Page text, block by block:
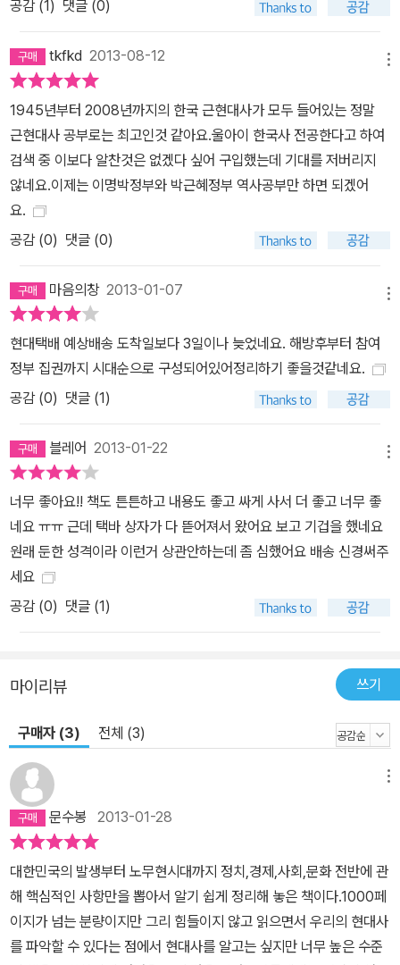
통해서 현재 동남아에서 성매춘 관광에 열을 올리는 우리의 모습이
었던 광부와 간호사를 보면서 현재 한국에 와 있는 외국인노동자의
현실도 성찰할 수 있을 터이다. 『대한민국사 1945~2008』에는 대
한민국의 과거 행적이 꼼꼼하게 기록돼 있다. 그 소소한 기록들을 들
춰보면서 지금 우리의 건강을 체크해보자. 진단만 제대로 한다면 적
확한 처방전은 쉽사리 나오게 마련이다. 그런 점에서 이 책은 대한민
국의 건강진단서이자 우리 미래를 위한 소중한 나침반이다.
공감 (1 ) 댓글 (0)
tkfkd 2013-08-12
1945년부터 2008년까지의 한국 근현대사가 모두 들어있는 정말
근현대사 공부로는 최고인것 같아요.울아이 한국사 전공한다고 하여
검색 중 이보다 알찬것은 없겠다 싶어 구입했는데 기대를 저버리지
않네요.이제는 이명박정부와 박근혜정부 역사공부만 하면 되겠어
요.
공감 (0) 댓글 (0)
마음의창2013-01-07
현대택배 예상배송 도착일보다 3일이나 늦었네요. 해방후부터 참여
정부 집권까지 시대순으로 구성되어있어정리하기 좋을것같네요.
공감 (0) 댓글 (1)
블레어 2013-01-22
너무 좋아요!! 책도 튼튼하고 내용도 좋고 싸게 사서 더 좋고 너무 좋
네요 ㅠㅠ 근데 택바 상자가 다 뜯어져서 왔어요 보고 기겁을 했네요
원래 둔한 성격이라 이런거 상관안하는데 좀 심했어요 배송 신경써주
세요
공감 (0) 댓글 (1)
마이리뷰 쓰기
구매자 (3) 전체 (3)
문수봉 2013-01-28
대한민국의 발생부터 노무현시대까지 정치,경제,사회,문화 전반에 관
해 핵심적인 사항만을 뽑아서 알기 쉽게 정리해 놓은 책이다.1000페
이지가 넘는 분량이지만 그리 힘들이지 않고 읽으면서 우리의 현대사
를 파악할 수 있다는 점에서 현대사를 알고는 싶지만 너무 높은 수준